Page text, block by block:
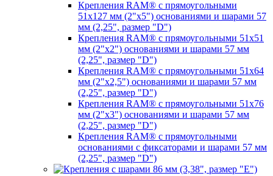
Крепления RAM® с прямоугольными
51х127 мм (2"х5") основаниями и шарами 57
мм (2,25", размер "D")
Крепления RAM® с прямоугольными 51х51
мм (2"х2") основаниями и шарами 57 мм
(2,25", размер "D")
Крепления RAM® с прямоугольными 51х64
мм (2"х2,5") основаниями и шарами 57 мм
(2,25", размер "D")
Крепления RAM® с прямоугольными 51х76
мм (2"х3") основаниями и шарами 57 мм
(2,25", размер "D")
Крепления RAM® с прямоугольными
основаниями с фиксаторами и шарами 57 мм
(2,25", размер "D")